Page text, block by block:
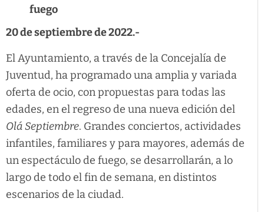
fuego
20 de septiembre de 2022.-
El Ayuntamiento, a través de la Concejalía de
Juventud, ha programado una amplia y variada
oferta de ocio, con propuestas para todas las
edades, en el regreso de una nueva edición del
Olá Septiembre. Grandes conciertos, actividades
infantiles, familiares y para mayores, además de
un espectáculo de fuego, se desarrollarán, a lo
largo de todo el fin de semana, en distintos
escenarios de la ciudad.